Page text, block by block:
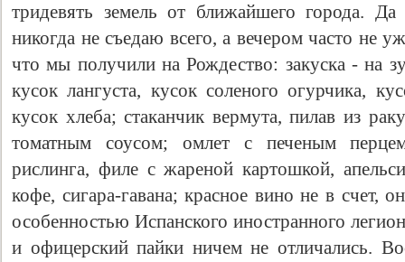
тридевять земель от ближайшего города.
никогда не съедаю всего, а вечером часто не
что мы получили на Рождество: закуска - на
кусок лангуста, кусок соленого огурчика,
кусок хлеба; стаканчик вермута, пилав из
томатным соусом; омлет с печеным
рислинга, филе с жареной картошкой,
кофе, сигара-гавана; красное вино не в счет,
особенностью Испанского иностранного
и офицерский пайки ничем не отличались.